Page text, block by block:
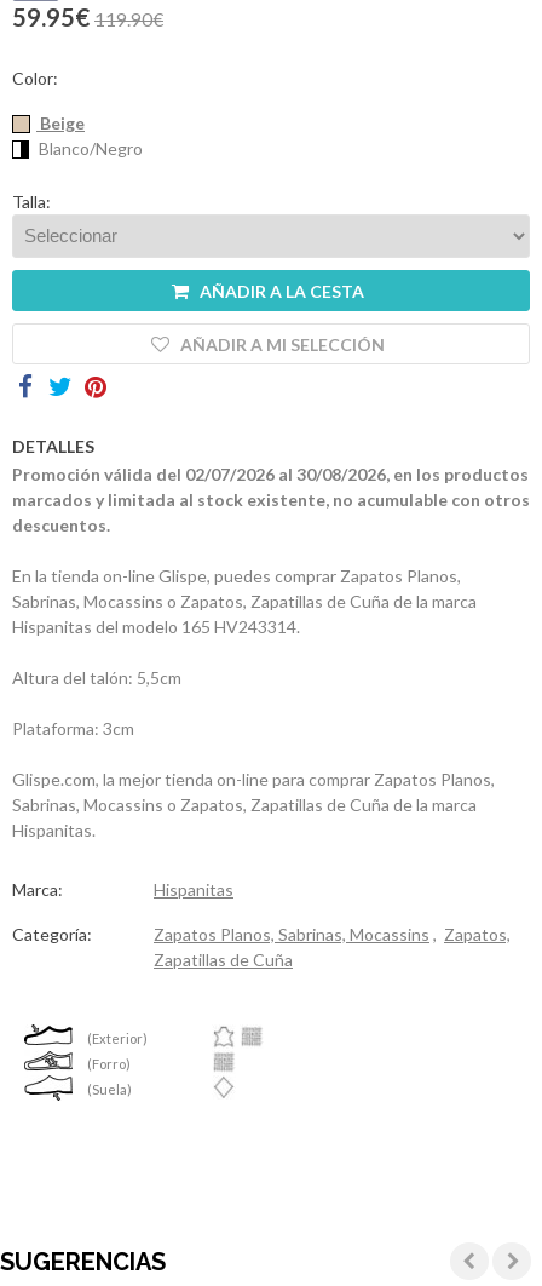
59.95€ 119.90€
Color:
Beige
Blanco/Negro
Talla:
AÑADIR A LA CESTA
AÑADIR A MI SELECCIÓN
DETALLES
Promoción válida del 02/07/2026 al 30/08/2026, en los productos
marcados y limitada al stock existente, no acumulable con otros
descuentos.
En la tienda on-line Glispe, puedes comprar Zapatos Planos,
Sabrinas, Mocassins o Zapatos, Zapatillas de Cuña de la marca
Hispanitas del modelo 165 HV243314.
Altura del talón: 5,5cm
Plataforma: 3cm
Glispe.com, la mejor tienda on-line para comprar Zapatos Planos,
Sabrinas, Mocassins o Zapatos, Zapatillas de Cuña de la marca
Hispanitas.
Marca: Hispanitas
Categoría: Zapatos Planos, Sabrinas, Mocassins , Zapatos,
Zapatillas de Cuña
(Exterior)
(Forro)
(Suela)
SUGERENCIAS